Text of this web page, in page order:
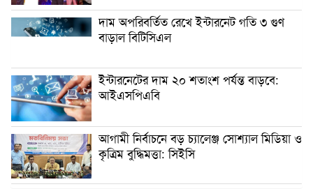
দাম অপরিবর্তিত রেখে ইন্টারনেট গতি ৩ গুণ
বাড়াল বিটিসিএল
ইন্টারনেটের দাম ২০ শতাংশ পর্যন্ত বাড়বে:
আইএসপিএবি
আগামী নির্বাচনে বড় চ্যালেঞ্জ সোশ্যাল মিডিয়া ও
কৃত্রিম বুদ্ধিমত্তা: সিইসি